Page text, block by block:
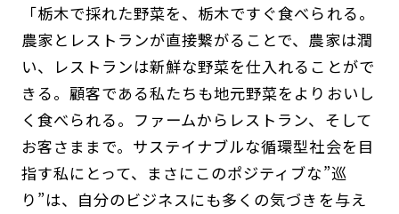
「栃木で採れた野菜を、栃木ですぐ食べられる。
農家とレストランが直接繋がることで、農家は潤
い、レストランは新鮮な野菜を仕入れることがで
きる。顧客である私たちも地元野菜をよりおいし
く食べられる。ファームからレストラン、そして
お客さままで。サステイナブルな循環型社会を目
指す私にとって、まさにこのポジティブな”巡
り”は、自分のビジネスにも多くの気づきを与え